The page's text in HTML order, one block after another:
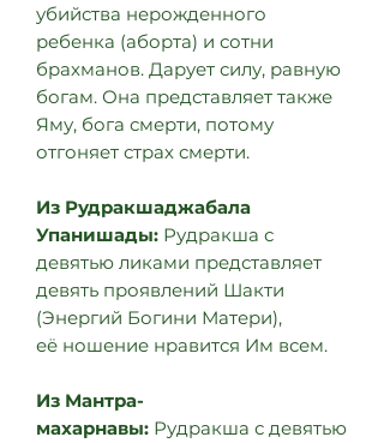
убийства нерожденного
ребенка (аборта) и сотни
брахманов. Дарует силу, равную
богам. Она представляет также
Яму, бога смерти, потому
отгоняет страх смерти.
Из Рудракшаджабала
Упанишады: Рудракша с
девятью ликами представляет
девять проявлений Шакти
(Энергий Богини Матери),
её ношение нравится Им всем.
Из Мантра-
махарнавы: Рудракша с девятью